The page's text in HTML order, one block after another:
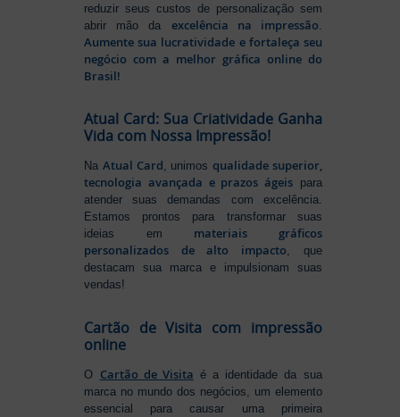
reduzir seus custos de personalização sem
abrir mão da excelência na impressão
Aumente sua lucratividade e fortaleça seu
negócio com a melhor gráfica online do
Brasil!
Atual Card: Sua Criatividade Ganha
Vida com Nossa Impressão!
Na Atual Card, unimos qualidade superior,
tecnologia avançada e prazos ágeispara
atender suas demandas com excelência.
Estamos prontos para transformar suas
ideias em materiais gráficos
personalizados de alto impacto, que
destacam sua marca e impulsionam suas
vendas!
Cartão de Visita com impressão
online
O Cartão de Visita é a identidade da sua
marca no mundo dos negócios, um elemento
essencial para causar uma primeira